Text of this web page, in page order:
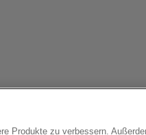
Produkte zu verbessern.